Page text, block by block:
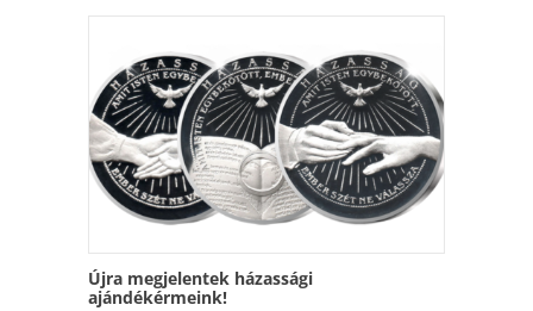
Újra megjelentek házassági
ajándékérmeink!